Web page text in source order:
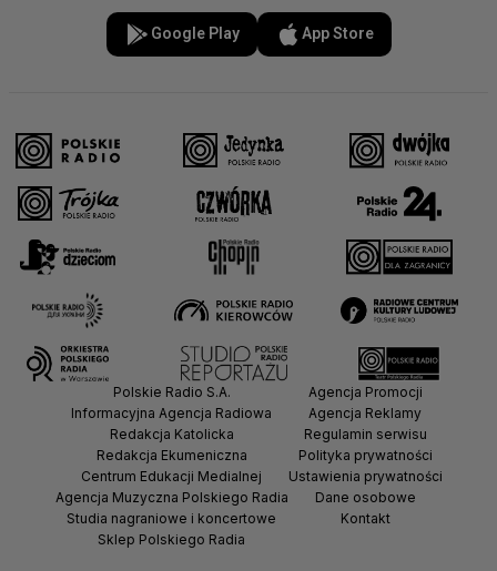
Google Play App Store
Polskie Radio S.A.
Informacyjna Agencja Radiowa
Redakcja Katolicka
Redakcja Ekumeniczna
Centrum Edukacji Medialnej
Agencja Muzyczna Polskiego Radia
Studia nagraniowe i koncertowe
Sklep Polskiego Radia
Agencja Promocji
Agencja Reklamy
Regulamin serwisu
Polityka prywatności
Ustawienia prywatności
Dane osobowe
Kontakt